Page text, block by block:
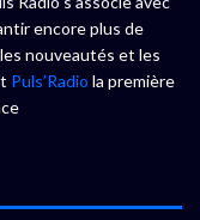
encore plus de
nouveautés et les
Puls’Radio la première